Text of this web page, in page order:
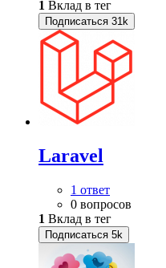
1 Вклад в тег
Подписаться 31k
Laravel
1 ответ
0 вопросов
1 Вклад в тег
Подписаться 5k